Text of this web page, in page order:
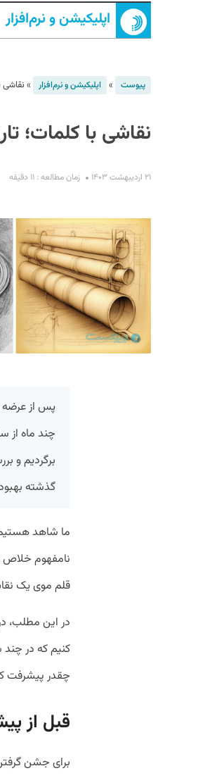
اپلیکیشن و نرم‌افزار
پیوست » اپلیکیشن و نرم‌افزار »
نقاشی با کلمات؛
۲۱ اردیبهشت ۱۴۰۳ زمان مطالعه : ۱۱ دقیقه
برگردیم و
گذشته
ما شاهد
نامفهوم خلاص
قلم موی یک
در این مطلب،
چقدر پیشرفت
قبل از